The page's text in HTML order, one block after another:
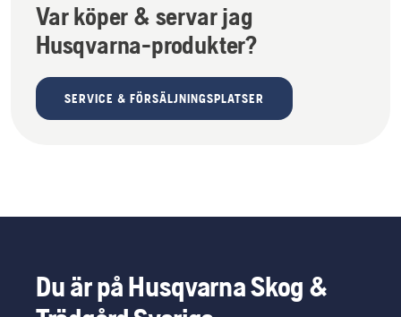
Var köper & servar jag
Husqvarna-produkter?
SERVICE & FÖRSÄLJNINGSPLATSER
Du är på Husqvarna Skog &